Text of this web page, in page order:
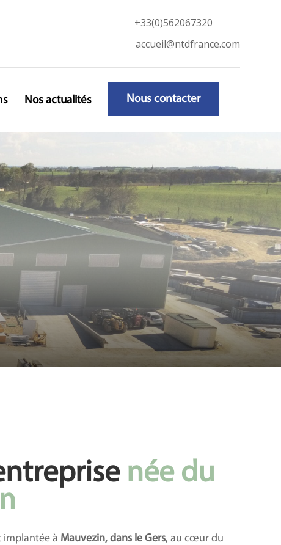
+33(0)562067320
accueil@ntdfrance.com
Nos actualités Nous contacter
née du
implantée à Mauvezin, dans le Gers, au cœur du